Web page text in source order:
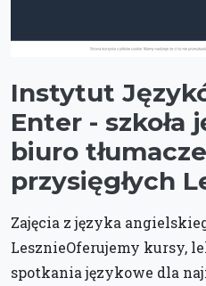
Instytut
Enter - szkoła
biuro
przysięgłych
Zajęcia z języka
LesznieOferujemy kursy,
spotkania językowe dla